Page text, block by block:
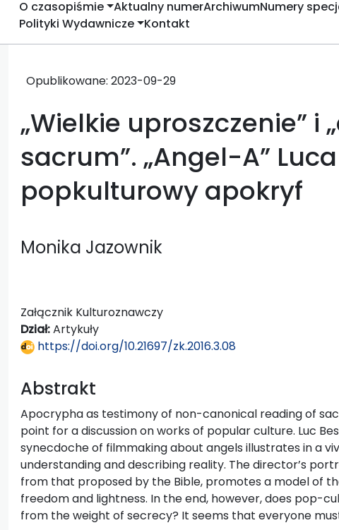
O czasopiśmie Aktualny numerArchiwumNumery
Polityki Wydawnicze Kontakt
Opublikowane: 2023-09-29
„Wielkie uproszczenie” i
sacrum”. „Angel-A”
popkulturowy apokryf
Monika Jazownik
Załącznik Kulturoznawczy
Dział:Artykuły
https://doi.org/10.21697/zk.2016.3.08
Abstrakt
Apocrypha as testimony of non-canonical reading of
point for a discussion on works of popular culture. Luc
synecdoche of filmmaking about angels illustrates in a
understanding and describing reality. The director’s
from that proposed by the Bible, promotes a model of
freedom and lightness. In the end, however, does pop-
from the weight of secrecy? It seems that everyone